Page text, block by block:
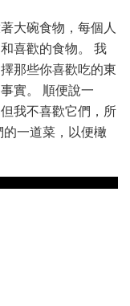
大碗食物，每個人
喜歡的食物。 我
那些你喜歡吃的東
實。 順便說一
我不喜歡它們，所
一道菜，以便橄